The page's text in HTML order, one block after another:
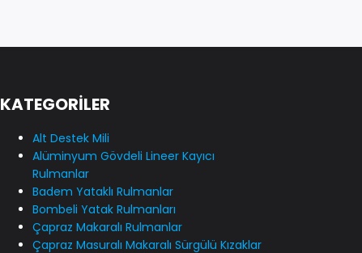
KATEGORİLER
Alt Destek Mili
Alüminyum Gövdeli Lineer Kayıcı
Rulmanlar
Badem Yataklı Rulmanlar
Bombeli Yatak Rulmanları
Çapraz Makaralı Rulmanlar
Çapraz Masuralı Makaralı Sürgülü Kızaklar